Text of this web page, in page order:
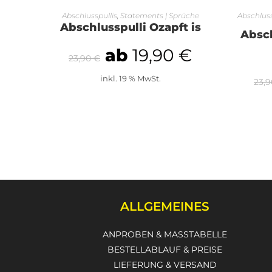
AUSFÜHRUNG WÄHLEN
Abschlusspullis Statements | Sprüche
Abschlusspulli Ozapft is
23,90€ ab 19,90 €
inkl. 19 % MwSt.
ALLGEMEINES
ANPROBEN & MASSTABELLE
BESTELLABLAUF & PREISE
LIEFERUNG & VERSAND